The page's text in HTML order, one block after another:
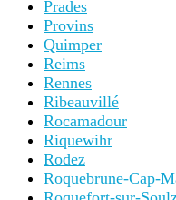
Prades
Provins
Quimper
Reims
Rennes
Ribeauvillé
Rocamadour
Riquewihr
Rodez
Roquebrune-Cap-